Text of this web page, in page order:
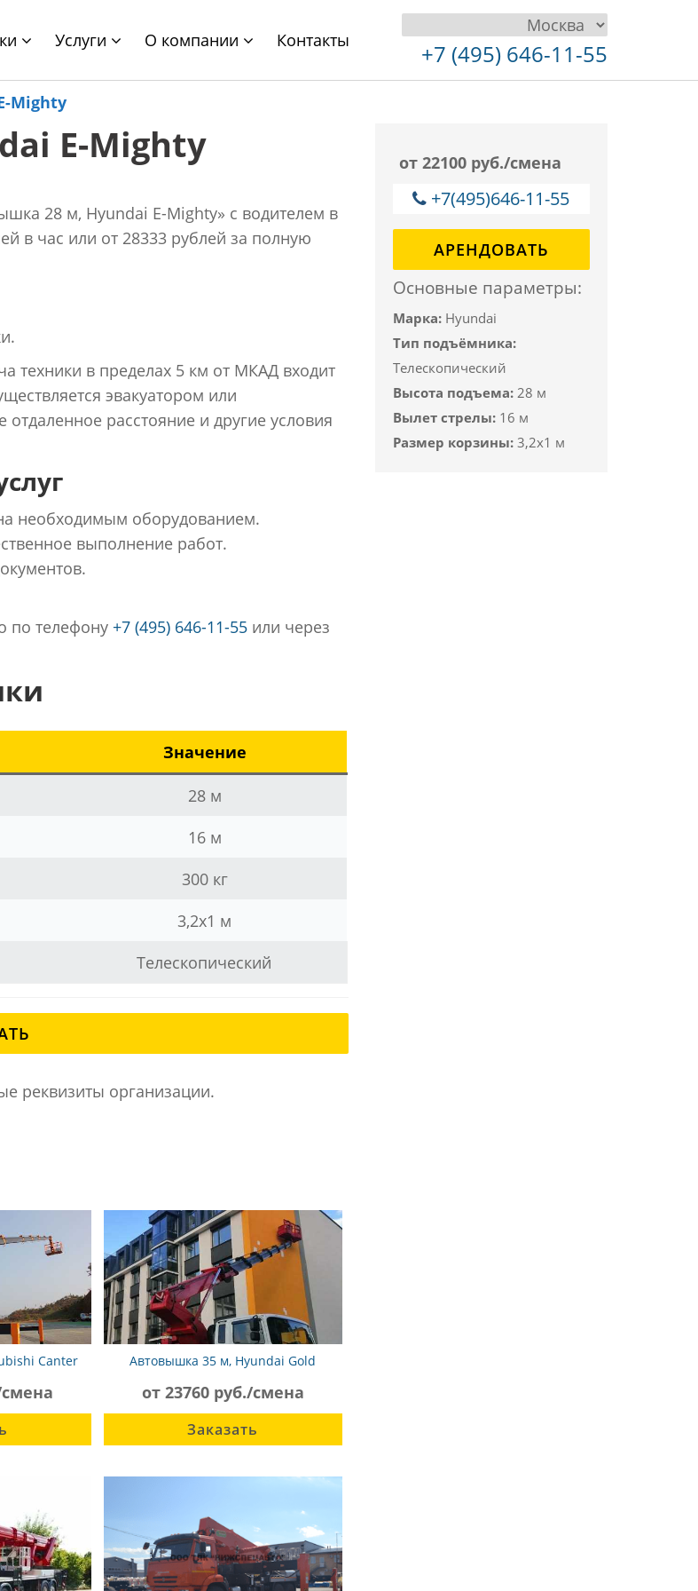
Услуги О компании Контакты +7 (495) 646-11-55
Мighty
E-Мighty
28 м, Hyundai E-Мighty» с водителем в
в час или от 28333 рублей за полную
техники в пределах 5 км от МКАД входит
эвакуатором или
расстояние и другие условия
необходимым оборудованием.
выполнение работ.
по телефону +7 (495) 646-11-55 или через
Значение
28 м
16 м
300 кг
3,2x1 м
Телескопический
реквизиты организации.
Canter
смена
Автовышка 35 м, Hyundai Gold
от 23760 руб./смена
Заказать
от 22100 руб./смена
+7(495)646-11-55
АРЕНДОВАТЬ
Основные параметры:
Марка: Hyundai
Тип подъёмника:
Телескопический
Высота подъема: 28 м
Вылет стрелы: 16 м
Размер корзины: 3,2x1 м